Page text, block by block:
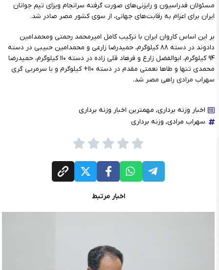
مسئولان فدراسیون و رایزنی‌های صورت گرفته سرانجام ویزای تیم جوانان
ایران برای اعزام به رقابت‌های جهانی، از سوی کشور مصر صادر شد.
بر این اساس کاروان ایران با ترکیب کامل امیرمحمد رحمتی ومحمدامین
دادوند در دسته ۸۸ کیلوگرم، حمیدرضا زارعی و محمدامین حبیبی در دسته
۹۴ کیلوگرم، ابوالفضل زارع و فرهاد قلی زاده در دسته ۱۱۰ کیلوگرم، حمیدرضا
محمدی تنها و طاها نعمتی مقدم در دسته ۱۱۰+ کیلوگرم و با سرمربی گری
سهراب مرادی راهی مصر شد.
اخبار وزنه برداری, مهمترین اخبار وزنه برداری
سهراب مرادی, وزنه برداری
اخبار مرتبط